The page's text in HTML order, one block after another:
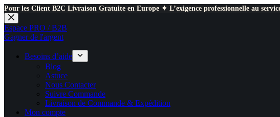
Pour les Client B2C Livraison Gratuite en Europe ✦ L’exigence professionnelle au
Passer
au
contenu
Espace PRO / B2B
Gagner de l'argent
Besoins d’aide
Blog
Astuce
Nous Contacter
Suivre Commande
Livraison de Commande & Expédition
Mon compte